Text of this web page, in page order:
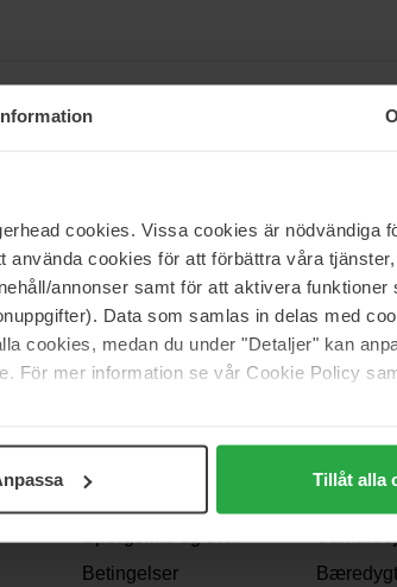
cookies. Vissa cookies är nödvändiga
cookies för att förbättra våra
annonser samt för att aktivera funktioner
Data som samlas in delas med
cookies, medan du under "Detaljer" kan
För mer information se vår Cookie Policy
Tillåt alla
der gør dig brun uden sol.
Tag meget gerne et kig på deres
glød.
Support
Betingelser
Om os